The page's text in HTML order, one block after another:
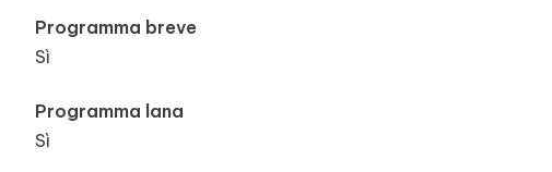
Programma breve
Sì
Programma lana
Sì